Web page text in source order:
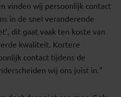
vinden wij persoonlijk contact
in de snel veranderende
dit gaat vaak ten koste van
kwaliteit. Kortere
contact tijdens de
wij ons juist in.”